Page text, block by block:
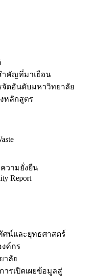
คัญที่มาเยือน
จัดอันดับมหาวิทยาลัย
หลักสูตร
วามยั่งยืน
Report
ศน์และยุทธศาสตร์
งค์กร
าลัย
การเปิดเผยข้อมูลสู่